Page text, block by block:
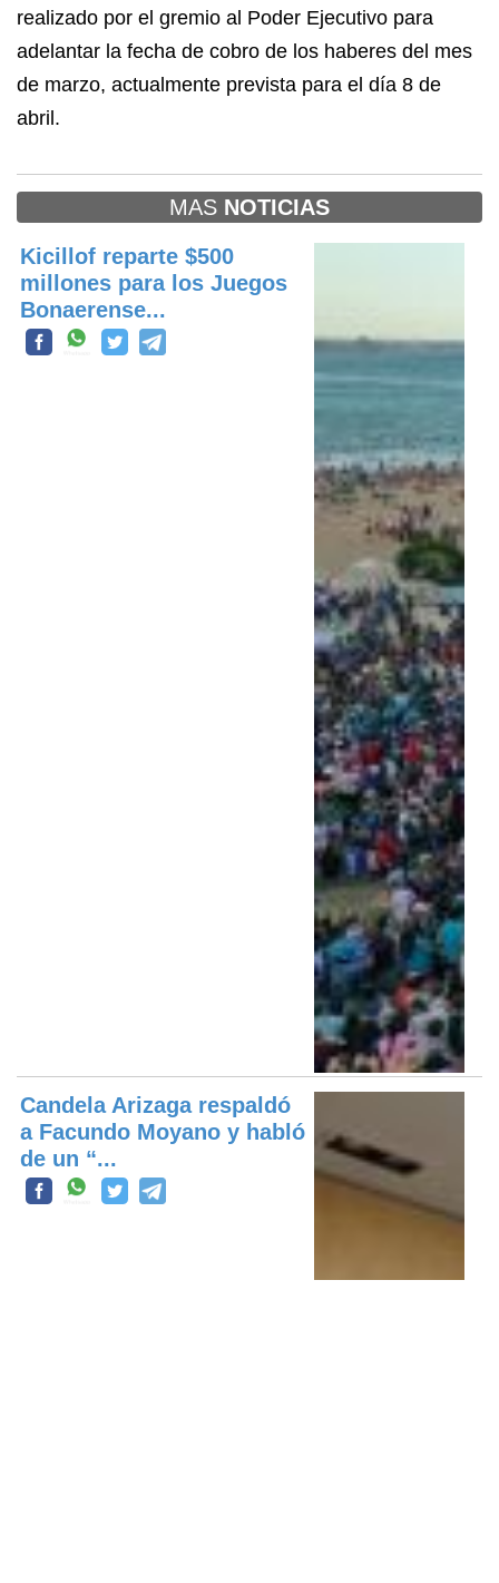
realizado por el gremio al Poder Ejecutivo para
adelantar la fecha de cobro de los haberes del mes
de marzo, actualmente prevista para el día 8 de
abril.
MAS NOTICIAS
Kicillof reparte $500
millones para los Juegos
Bonaerense...
Candela Arizaga respaldó
a Facundo Moyano y habló
de un “...